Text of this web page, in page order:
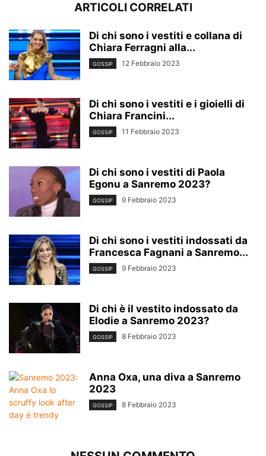
ARTICOLI CORRELATI
Di chi sono i vestiti e collana di
Chiara Ferragni alla...
GOSSIP 12 Febbraio 2023
Di chi sono i vestiti e i gioielli di
Chiara Francini...
GOSSIP 11 Febbraio 2023
Di chi sono i vestiti di Paola
Egonu a Sanremo 2023?
GOSSIP 9 Febbraio 2023
Di chi sono i vestiti indossati da
Francesca Fagnani a Sanremo...
GOSSIP 9 Febbraio 2023
Di chi è il vestito indossato da
Elodie a Sanremo 2023?
GOSSIP 8 Febbraio 2023
Anna Oxa, una diva a Sanremo
2023
GOSSIP 8 Febbraio 2023